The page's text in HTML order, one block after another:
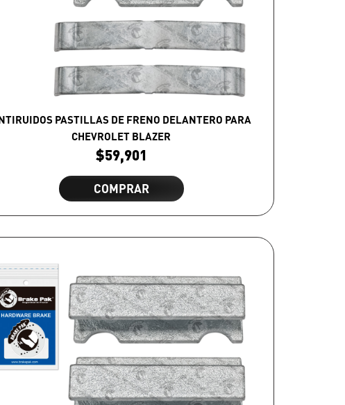
PASTILLAS DE FRENO DELANTERO PARA
CHEVROLET BLAZER
$59,901
COMPRAR